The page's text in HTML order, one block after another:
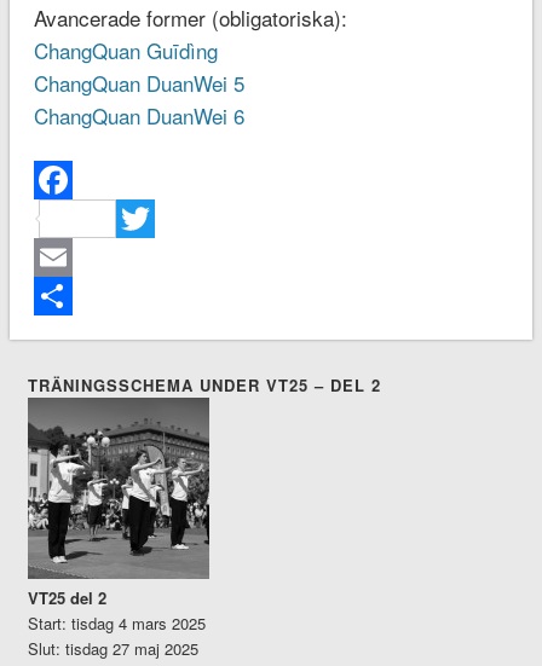
Avancerade former (obligatoriska):
ChangQuan Guīdìng
ChangQuan DuanWei 5
ChangQuan DuanWei 6
Facebook
Twitter
Email
Dela
TRÄNINGSSCHEMA UNDER VT25 – DEL 2
VT25 del 2
Start: tisdag 4 mars 2025
Slut: tisdag 27 maj 2025